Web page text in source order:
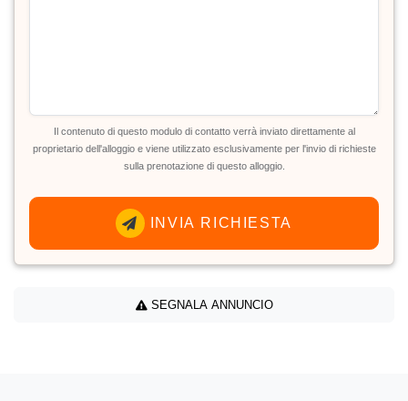
Il contenuto di questo modulo di contatto verrà inviato direttamente al
proprietario dell'alloggio e viene utilizzato esclusivamente per l'invio di richieste
sulla prenotazione di questo alloggio.
INVIA RICHIESTA
SEGNALA ANNUNCIO